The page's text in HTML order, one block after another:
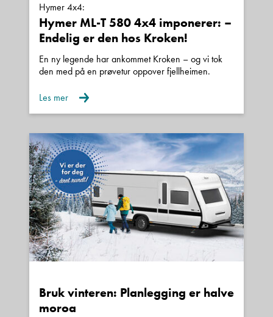
Hymer 4x4:
Hymer ML-T 580 4x4 imponerer: –
Endelig er den hos Kroken!
En ny legende har ankommet Kroken – og vi tok
den med på en prøvetur oppover fjellheimen.
Les mer
Bruk vinteren: Planlegging er halve
moroa